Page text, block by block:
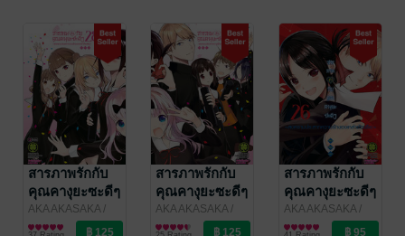
สารภาพรักกับ
คุณคางุยะซะดีๆ
~สงคราม
ประสาทความ
AKA AKASAKA/
LUCKPIM
การ์ตูนทั่วไป
สารภาพรักกับ
คุณคางุยะซะดีๆ
~สงคราม
ประสาทความ
AKA AKASAKA/
LUCKPIM
การ์ตูนทั่วไป
สารภาพรักกับ
คุณคางุยะซะดีๆ
~สงคราม
ประสาทความ
AKA AKASAKA/
LUCKPIM
การ์ตูนทั่วไป